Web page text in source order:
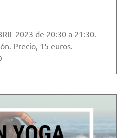
2023 de 20:30 a 21:30.
Precio, 15 euros.